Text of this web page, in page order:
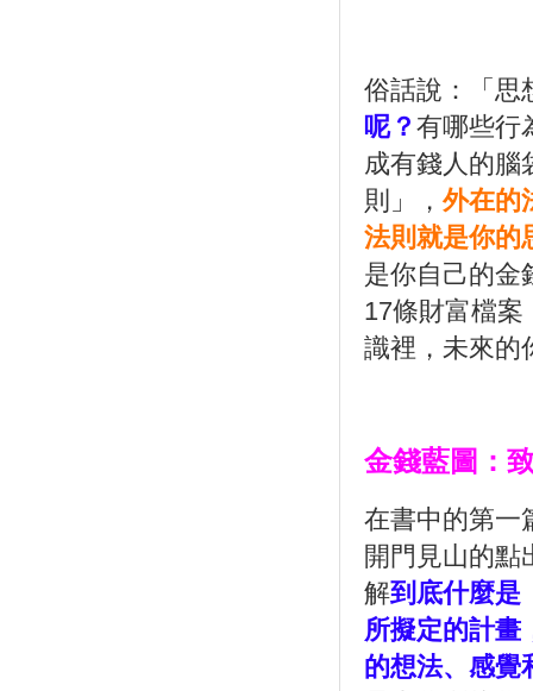
俗話說：「思
呢？ 有哪些行
成有錢人的腦
則」， 外在的
法則就是你的
是你自己的金
17條財富檔案
識裡，未來的
金錢藍圖：
在書中的第一
開門見山的點
解到底什麼是
所擬定的計畫
的想法、感覺